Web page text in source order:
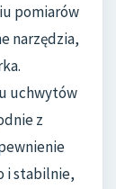
pomiarów
narzędzia,
uchwytów
z
i stabilnie,